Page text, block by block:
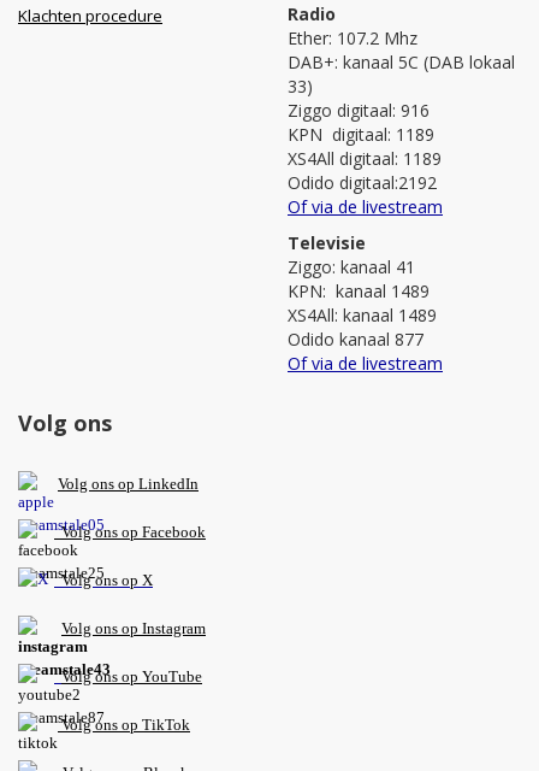
Klachten procedure
Radio
Ether: 107.2 Mhz
DAB+: kanaal 5C (DAB lokaal
33)
Ziggo digitaal: 916
KPN digitaal: 1189
XS4All digitaal: 1189
Odido digitaal:2192
Of via de livestream
Televisie
Ziggo: kanaal 41
KPN: kanaal 1489
XS4All: kanaal 1489
Odido kanaal 877
Of via de livestream
Volg ons
Volg ons op LinkedIn
Volg ons op Facebook
Volg ons op X
Volg ons op Instagram
Volgons op YouTube
Volg ons op TikTok